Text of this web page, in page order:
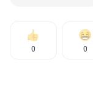
0 0